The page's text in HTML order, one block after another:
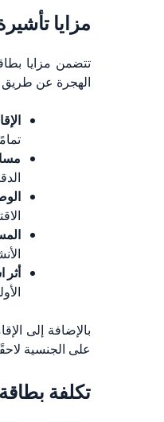
مزايا
تتضمن مزايا
الهجرة عن طريق
أثر
بالإضافة إلى
على الجنسية
تكلفة